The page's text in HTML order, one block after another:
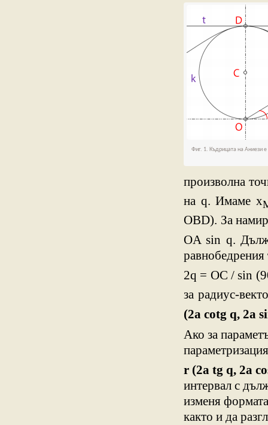
Фиг. 1. Къдрицата на Аниези
произволна
на q. Имаме x
OBD). За
OA sin q.
2q = OC / sin
за радиус-
(2a cotg q, 2a
Ако за
r (2a tg q, 2a
интервал с
изменя
както и да